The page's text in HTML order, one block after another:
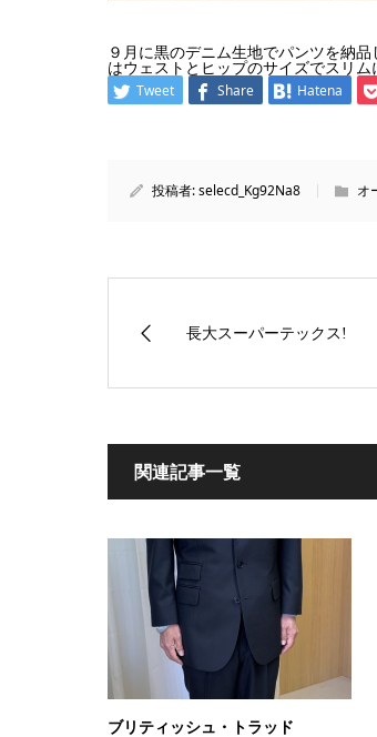
９月に黒のデニム生地でパンツを納
はウェストとヒップのサイズでスリ
Tweet Share Hatena
投稿者:selecd_Kg92Na8 オ
長大スーパーテックス!
関連記事一覧
ブリティッシュ・トラッド